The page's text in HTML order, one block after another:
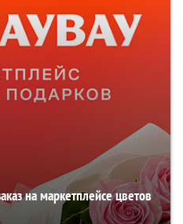
на маркетплейсе цветов